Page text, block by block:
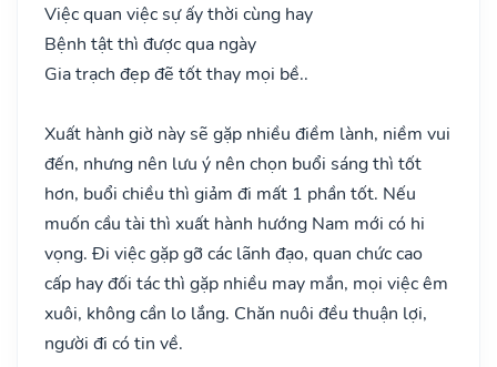
Việc quan việc sự ấy thời cùng hay
Bệnh tật thì được qua ngày
Gia trạch đẹp đẽ tốt thay mọi bề..
Xuất hành giờ này sẽ gặp nhiều điềm lành, niềm vui
đến, nhưng nên lưu ý nên chọn buổi sáng thì tốt
hơn, buổi chiều thì giảm đi mất 1 phần tốt. Nếu
muốn cầu tài thì xuất hành hướng Nam mới có hi
vọng. Đi việc gặp gỡ các lãnh đạo, quan chức cao
cấp hay đối tác thì gặp nhiều may mắn, mọi việc êm
xuôi, không cần lo lắng. Chăn nuôi đều thuận lợi,
người đi có tin về.